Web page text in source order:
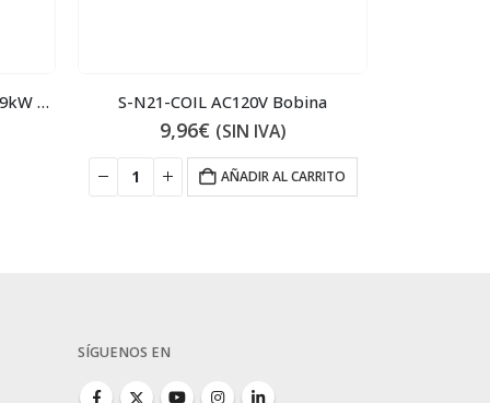
MMP-T32 18A Guardamotor 7.9kW 18A S-N21-COIL AC120V Bobina
9,96€ (SIN IVA)
AÑADIR AL CARRITO
SÍGUENOS EN